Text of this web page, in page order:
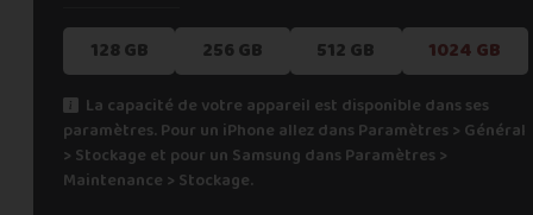
128 GB 256 GB 512 GB 1024 GB
La capacité de votre appareil est disponible dans ses
paramètres. Pour un iPhone allez dans Paramètres > Général
> Stockage et pour un Samsung dans Paramètres >
Maintenance > Stockage.